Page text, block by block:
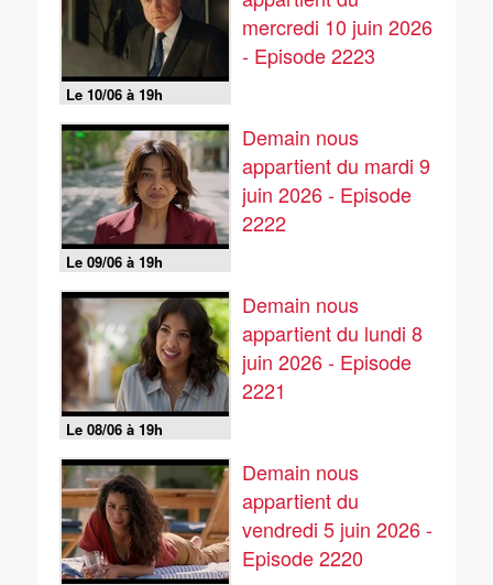
Le 10/06 à 19h
mercredi 10 juin 2026
- Episode 2223
Le 09/06 à 19h
Demain nous
appartient du mardi 9
juin 2026 - Episode
2222
Le 08/06 à 19h
Demain nous
appartient du lundi 8
juin 2026 - Episode
2221
Demain nous
appartient du
vendredi 5 juin 2026 -
Episode 2220